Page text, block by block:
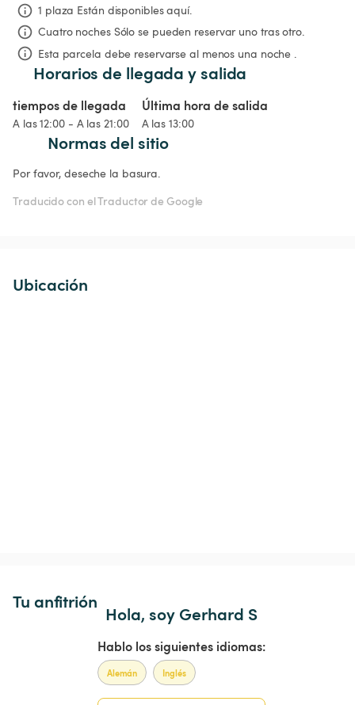
1 plaza Están disponibles aquí.
Cuatro noches Sólo se pueden reservar uno tras otro.
Esta parcela debe reservarse al menos una noche .
Horarios de llegada y salida
tiempos de llegada
A las 12:00 - A las 21:00
Última hora de salida
A las 13:00
Normas del sitio
Por favor, deseche la basura.
Traducido con el Traductor de Google
Ubicación
Tu anfitrión
Hola, soy Gerhard S
Hablo los siguientes idiomas:
Alemán Inglés